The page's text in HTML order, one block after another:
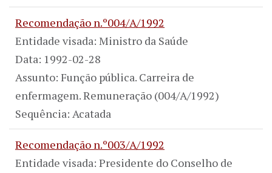
Recomendação n.º004/A/1992
Entidade visada: Ministro da Saúde
Data: 1992-02-28
Assunto: Função pública. Carreira de
enfermagem. Remuneração (004/A/1992)
Sequência: Acatada
Recomendação n.º003/A/1992
Entidade visada: Presidente do Conselho de